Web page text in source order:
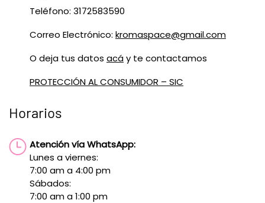
Teléfono: 3172583590
Correo Electrónico: kromaspace@gmail.com
O deja tus datos acáy te contactamos
PROTECCIÓN AL CONSUMIDOR – SIC
Horarios
Atención vía WhatsApp:
Lunes a viernes:
7:00 am a 4:00 pm
Sábados:
7:00 am a 1:00 pm